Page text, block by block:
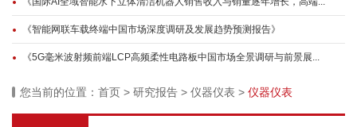
《智能网联车载终端中国市场深度调研及发展趋势预测报告》
《5G毫米波射频前端LCP高频柔性电路板中国市场全景调研与前景展...
您当前的位置： 首页 > 研究报告 > 仪器仪表 > 仪器仪表